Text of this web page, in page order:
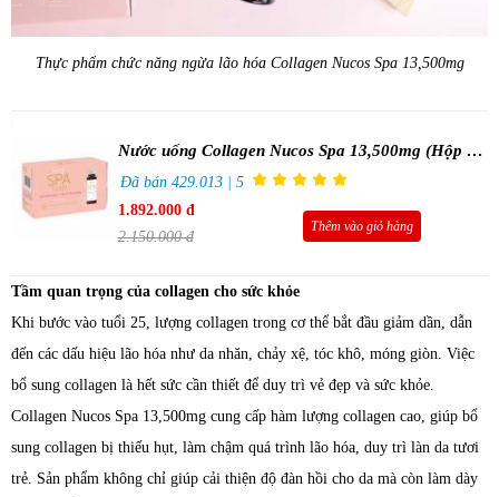
Thực phẩm chức năng ngừa lão hóa Collagen Nucos Spa 13,500mg
Nước uống Collagen Nucos Spa 13,500mg (Hộp 10
chai x 50ml)
Đã bán 429.013 | 5
1.892.000 đ
2.150.000 đ
Thêm vào giỏ hàng
Tầm quan trọng của collagen cho sức khỏe
Khi bước vào tuổi 25, lượng collagen trong cơ thể bắt đầu giảm dần, dẫn
đến các dấu hiệu lão hóa như da nhăn, chảy xệ, tóc khô, móng giòn. Việc
bổ sung collagen là hết sức cần thiết để duy trì vẻ đẹp và sức khỏe.
Collagen Nucos Spa 13,500mg cung cấp hàm lượng collagen cao, giúp bổ
sung collagen bị thiếu hụt, làm chậm quá trình lão hóa, duy trì làn da tươi
trẻ. Sản phẩm không chỉ giúp cải thiện độ đàn hồi cho da mà còn làm dày